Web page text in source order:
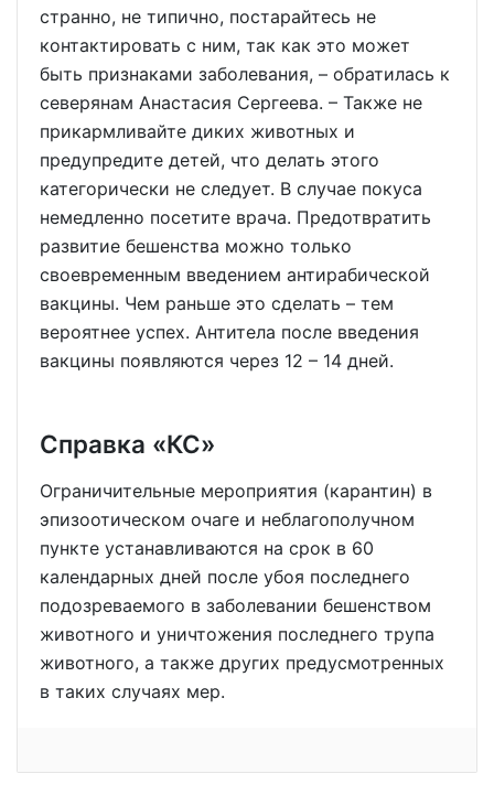
странно, не типично, постарайтесь не
контактировать с ним, так как это может
быть признаками заболевания, – обратилась к
северянам Анастасия Сергеева. – Также не
прикармливайте диких животных и
предупредите детей, что делать этого
категорически не следует. В случае покуса
немедленно посетите врача. Предотвратить
развитие бешенства можно только
своевременным введением антирабической
вакцины. Чем раньше это сделать – тем
вероятнее успех. Антитела после введения
вакцины появляются через 12 – 14 дней.
Справка «КС»
Ограничительные мероприятия (карантин) в
эпизоотическом очаге и неблагополучном
пункте устанавливаются на срок в 60
календарных дней после убоя последнего
подозреваемого в заболевании бешенством
животного и уничтожения последнего трупа
животного, а также других предусмотренных
в таких случаях мер.